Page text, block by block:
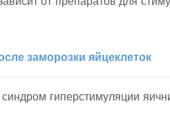
заморозки яйцеклеток
гиперстимуляции